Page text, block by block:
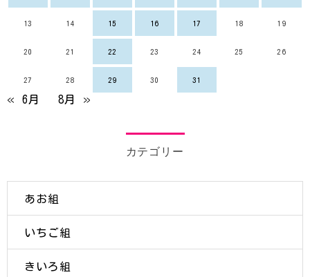
13 14 15 16 17 18 19
20 21 22 23 24 25 26
27 28 29 30 31
« 6月 8月 »
カテゴリー
あお組
いちご組
きいろ組